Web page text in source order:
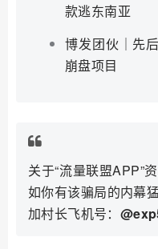
款逃东南亚
博发团伙｜先
崩盘项目
关于“流量联盟APP”
如你有该骗局的内幕
加村长飞机号：